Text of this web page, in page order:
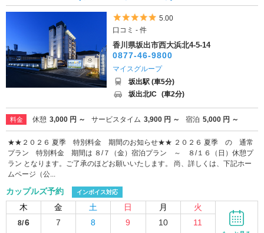
5つ星のうち5
5.00
口コミ - 件
香川県坂出市西大浜北4-5-14
0877-46-9800
マイスグループ
坂出駅 (車5分)
坂出北IC (車2分)
料金 休憩 3,000 円 ～ サービスタイム 3,900 円 ～ 宿泊 5,000 円 ～
★★２０２６ 夏季 特別料金 期間のお知らせ★★ ２０２６ 夏季 の 通常
プラン 特別料金 期間は ８/７（金）宿泊プラン ～ ８/１６（日）休憩プ
ラン となります。ご了承のほどお願いいたします。 尚、詳しくは、下記ホー
ムページ（公...
カップルズ予約 インボイス対応
木 金 土 日 月 火
8/6
7
8
9
10
11